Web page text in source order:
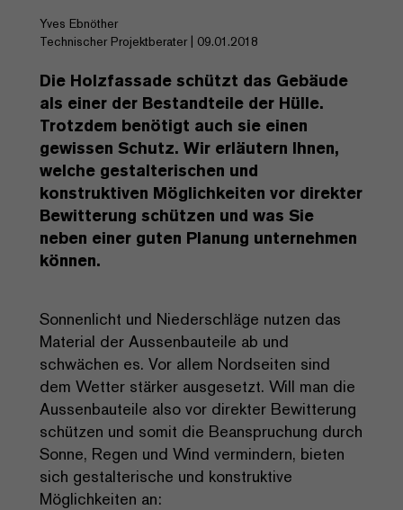
Yves Ebnöther
Technischer Projektberater | 09.01.2018
Die Holzfassade schützt das Gebäude
als einer der Bestandteile der Hülle.
Trotzdem benötigt auch sie einen
gewissen Schutz. Wir erläutern Ihnen,
welche gestalterischen und
konstruktiven Möglichkeiten vor direkter
Bewitterung schützen und was Sie
neben einer guten Planung unternehmen
können.
Sonnenlicht und Niederschläge nutzen das
Material der Aussenbauteile ab und
schwächen es. Vor allem Nordseiten sind
dem Wetter stärker ausgesetzt. Will man die
Aussenbauteile also vor direkter Bewitterung
schützen und somit die Beanspruchung durch
Sonne, Regen und Wind vermindern, bieten
sich gestalterische und konstruktive
Möglichkeiten an: